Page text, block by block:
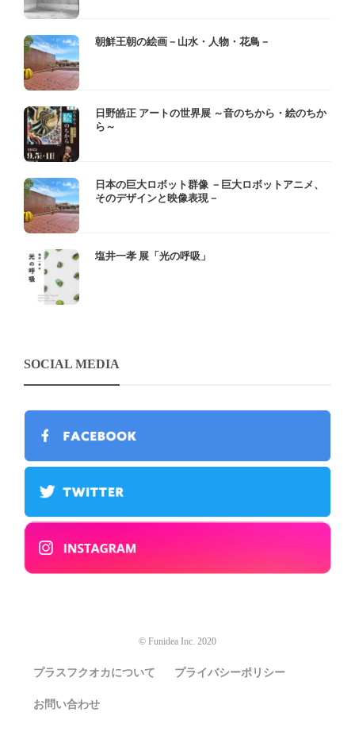
朝鮮王朝の絵画－山水・人物・花鳥－
日野皓正 アートの世界展 ～音のちから・絵のちか
ら～
日本の巨大ロボット群像 －巨大ロボットアニメ、
そのデザインと映像表現－
塩井一孝 展「光の呼吸」
SOCIAL MEDIA
© Funidea Inc. 2020
プラスフクオカについて プライバシーポリシー
お問い合わせ